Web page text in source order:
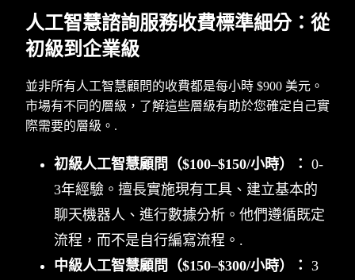
人工智慧諮詢服務收費標準細分：從
初級到企業級
並非所有人工智慧顧問的收費都是每小時 $900 美元。
市場有不同的層級，了解這些層級有助於您確定自己實
際需要的層級。.
初級人工智慧顧問（$100–$150/小時）： 0-
3年經驗。擅長實施現有工具、建立基本的
聊天機器人、進行數據分析。他們遵循既定
流程，而不是自行編寫流程。.
中級人工智慧顧問（$150–$300/小時）： 3